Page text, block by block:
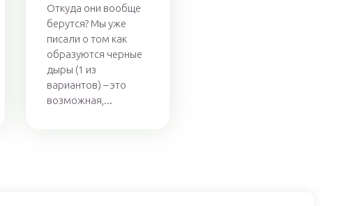
Откуда они вообще
берутся? Мы уже
писали о том как
образуются черные
дыры (1 из
вариантов) – это
возможная,...